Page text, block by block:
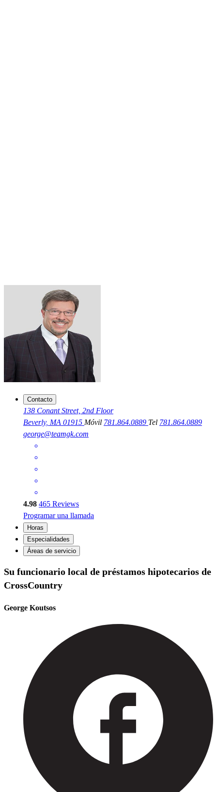
Contacto
138 Conant Street, 2nd Floor
Beverly, MA 01915 Móvil 781.864.0889 Tel 781.864.0889
george@teamgk.com
4.98 465 Reviews
Programar una llamada
Horas
Especialidades
Áreas de servicio
Su funcionario local de préstamos hipotecarios de
CrossCountry
George Koutsos